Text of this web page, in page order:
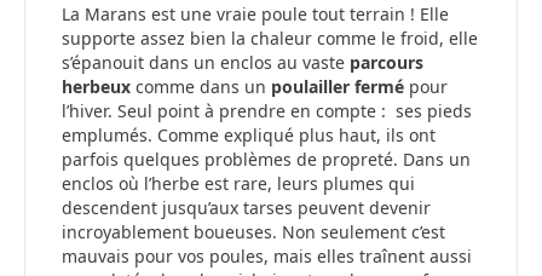
La Marans est une vraie poule tout terrain ! Elle
supporte assez bien la chaleur comme le froid, elle
s’épanouit dans un enclos au vaste parcours
herbeux comme dans un poulailler fermé pour
l’hiver. Seul point à prendre en compte : ses pieds
emplumés. Comme expliqué plus haut, ils ont
parfois quelques problèmes de propreté. Dans un
enclos où l’herbe est rare, leurs plumes qui
descendent jusqu’aux tarses peuvent devenir
incroyablement boueuses. Non seulement c’est
mauvais pour vos poules, mais elles traînent aussi